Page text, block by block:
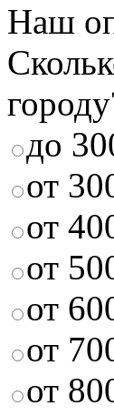
Наш
до
от
от
от
от
от
от